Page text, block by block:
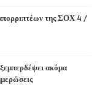
απορριπτέων της ΣΟΧ 4 /
ακόμα